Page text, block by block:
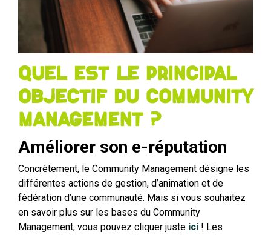
Quel est le principal
objectif du Community
Management ?
Améliorer son e-réputation
Concrètement, le Community Management désigne les
différentes actions de gestion, d’animation et de
fédération d’une communauté. Mais si vous souhaitez
en savoir plus sur les bases du Community
Management, vous pouvez cliquer juste ici ! Les